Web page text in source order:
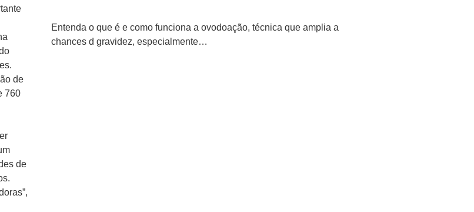
de
760
de
Entenda o que é e como funciona a ovodoação, técnica que amplia a
chances d gravidez, especialmente…